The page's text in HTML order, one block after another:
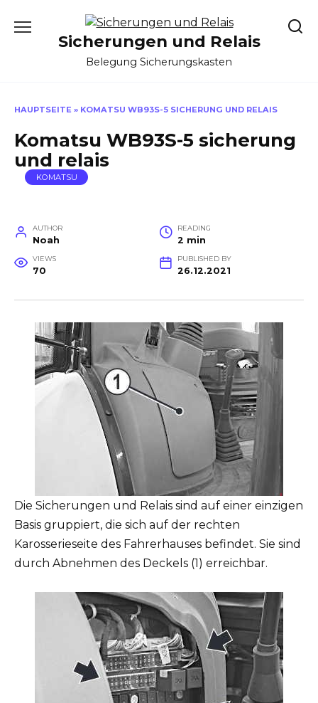
Sicherungen und Relais
Belegung Sicherungskasten
HAUPTSEITE » KOMATSU WB93S-5 SICHERUNG UND RELAIS
Komatsu WB93S-5 sicherung
und relais
KOMATSU
AUTHOR
Noah
READING
2 min
VIEWS
70
PUBLISHED BY
26.12.2021
Die Sicherungen und Relais sind auf einer einzigen
Basis gruppiert, die sich auf der rechten
Karosserieseite des Fahrerhauses befindet. Sie sind
durch Abnehmen des Deckels (1) erreichbar.